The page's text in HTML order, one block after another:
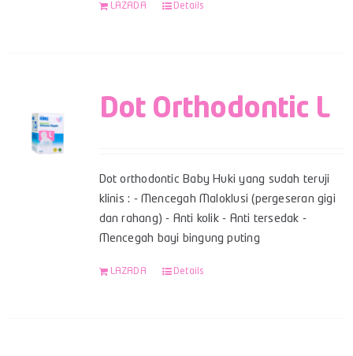
LAZADA Details
Dot Orthodontic L
Dot orthodontic Baby Huki yang sudah teruji
klinis : - Mencegah Maloklusi (pergeseran gigi
dan rahang) - Anti kolik - Anti tersedak -
Mencegah bayi bingung puting
LAZADA Details